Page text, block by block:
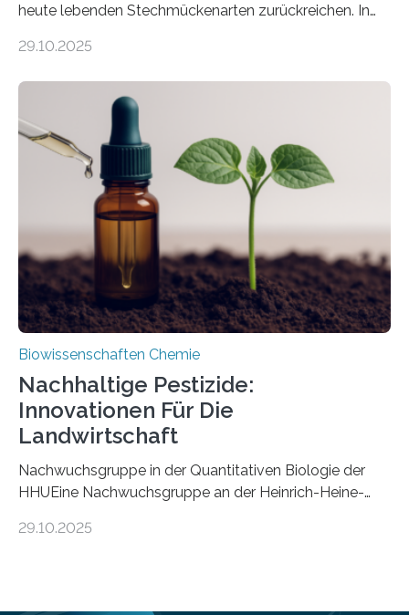
heute lebenden Stechmückenarten zurückreichen. In
Forschende die bisher älteste bekannte Stechmücken-
Region Kachin in Myanmar und hat sich in
ausgezeichnetem Zustand erhalten. Es konnte als neue
Art einer neuen Gattung beschrieben werden und trägt
nun den Namen Cretosabethes primaevus. Dieser erste
fossile Nachweis einer Stechmückenlarve in Bernstein
stellt gleichzeitig den ersten Fossilfund einer
Mückenlarve aus dem Mesozoikum dar, denn…
29.10.2025
Biowissenschaften Chemie
Nachhaltige Pestizide:
Innovationen Für Die
Landwirtschaft
Nachwuchsgruppe in der Quantitativen Biologie der
HHUEine Nachwuchsgruppe an der Heinrich-Heine-
fünf Jahren erforschen, wie Bakterien auf
29.10.2025